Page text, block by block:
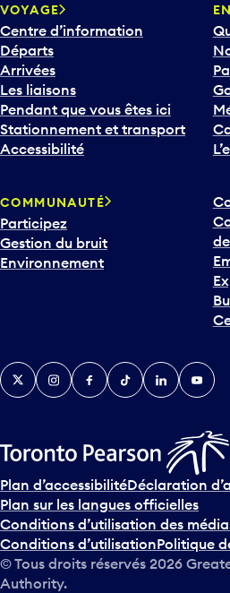
VOYAGE
Centre d’information
Départs
Arrivées
Les liaisons
Pendant que vous êtes ici
Stationnement et transport
Accessibilité
COMMUNAUTÉ
Participez
Gestion du bruit
Environnement
TwitterInstagramFacebook
TikTokLinkedInYouTube
Plan d’accessibilitéDéclaration
Plan sur les langues officielles
Conditions d’utilisation des
Conditions d’utilisationPolitique
© Tous droits réservés 2026
Authority.